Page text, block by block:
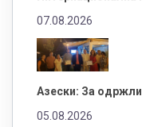
07.08.2026
Азески: За
05.08.2026